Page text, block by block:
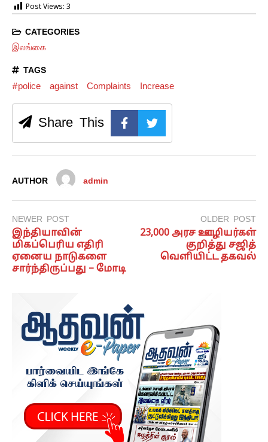
Post Views: 3
CATEGORIES
இலங்கை
TAGS
#police against Complaints Increase
Share This
AUTHOR admin
NEWER POST
இந்தியாவின்
மிகப்பெரிய எதிரி
ஏனைய நாடுகளை
சார்ந்திருப்பது – மோடி
OLDER POST
23,000 அரச ஊழியர்கள்
குறித்து சஜித்
வெளியிட்ட தகவல்